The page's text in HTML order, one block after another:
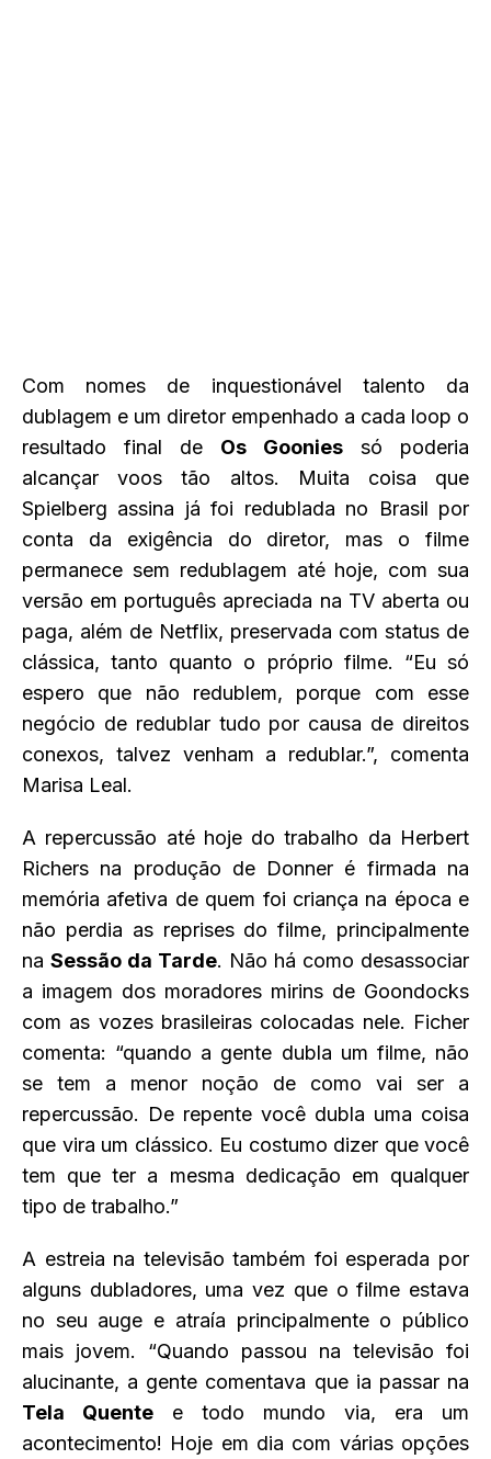
Com nomes de inquestionável talento da
dublagem e um diretor empenhado a cada loop o
resultado final de Os Gooniessó poderia
alcançar voos tão altos. Muita coisa que
Spielberg assina já foi redublada no Brasil por
conta da exigência do diretor, mas o filme
permanece sem redublagem até hoje, com sua
versão em português apreciada na TV aberta ou
paga, além de Netflix, preservada com status de
clássica, tanto quanto o próprio filme. “Eu só
espero que não redublem, porque com esse
negócio de redublar tudo por causa de direitos
conexos, talvez venham a redublar.”, comenta
Marisa Leal.
A repercussão até hoje do trabalho da Herbert
Richers na produção de Donner é firmada na
memória afetiva de quem foi criança na época e
não perdia as reprises do filme, principalmente
na Sessão da Tarde. Não há como desassociar
a imagem dos moradores mirins de Goondocks
com as vozes brasileiras colocadas nele. Ficher
comenta: “quando a gente dubla um filme, não
se tem a menor noção de como vai ser a
repercussão. De repente você dubla uma coisa
que vira um clássico. Eu costumo dizer que você
tem que ter a mesma dedicação em qualquer
tipo de trabalho.”
A estreia na televisão também foi esperada por
alguns dubladores, uma vez que o filme estava
no seu auge e atraía principalmente o público
mais jovem. “Quando passou na televisão foi
alucinante, a gente comentava que ia passar na
Tela Quente e todo mundo via, era um
acontecimento! Hoje em dia com várias opções